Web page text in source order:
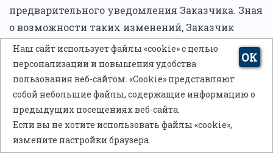
предварительного уведомления Заказчика. Зная
о возможности таких изменений, Заказчик
согласен с тем, что они будут производиться.
Если Заказчик продолжает пользоваться
услугами Исполнителя после таких изменений,
это означает его согласие с ними.
12. Согласие на обработку
персональных данных
ОК
Наш сайт использует файлы «cookie» с целью
персонализации и повышения удобства
пользования веб-сайтом. «Cookie» представляют
собой небольшие файлы, содержащие информацию о
предыдущих посещениях веб-сайта.
Если вы не хотите использовать файлы «cookie»,
измените настройки браузера.